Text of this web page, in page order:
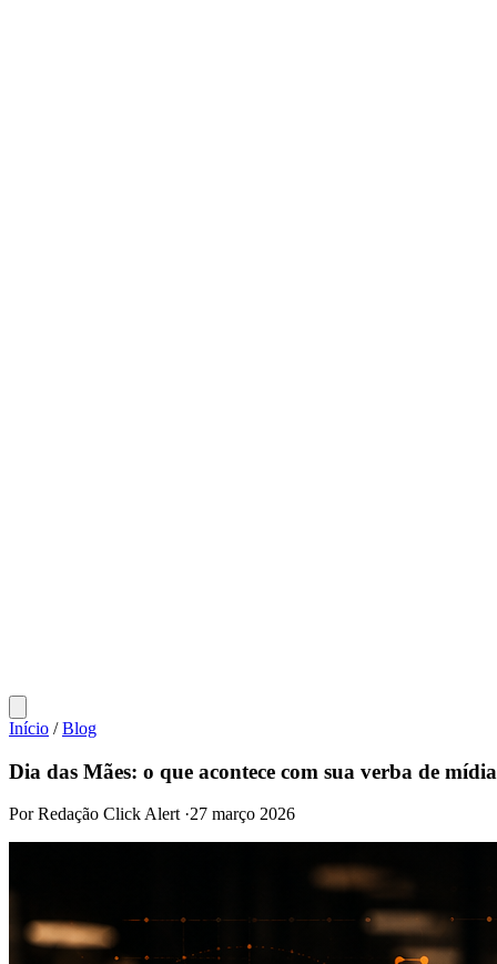
Início / Blog
Dia das Mães: o que acontece com sua verba de
Por Redação Click Alert ·27 março 2026